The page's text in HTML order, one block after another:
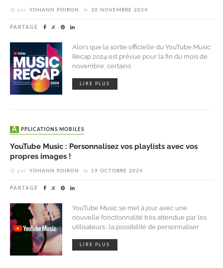
par YOHANN POIRON le 20 NOVEMBRE 2024
PARTAGE
Alors que la sortie officielle du YouTube Music
Recap 2024 est prévue pour la fin du mois de
novembre, certains
LIRE PLUS
APPLICATIONS MOBILES
YouTube Music : Personnalisez vos playlists avec vos
propres images !
par YOHANN POIRON le 19 OCTOBRE 2024
PARTAGE
YouTube Music se met à jour avec une
nouvelle fonctionnalité très attendue par les
utilisateurs : la possibilité de personnaliser
LIRE PLUS